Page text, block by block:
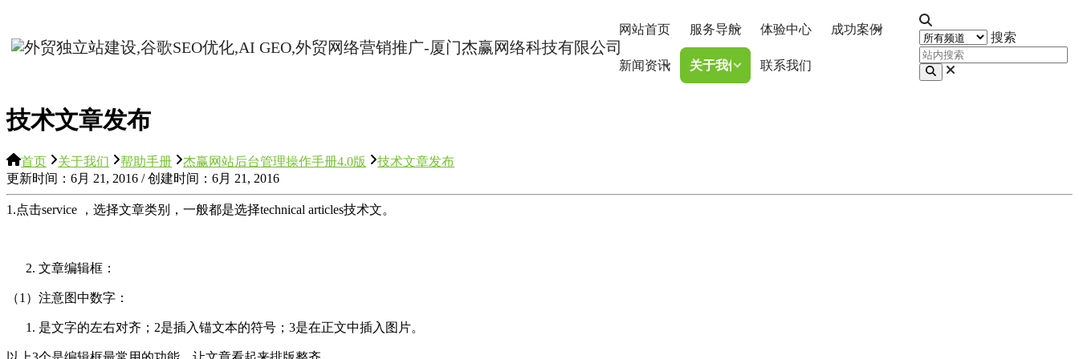
网站首页 服务导航 体验中心 成功案例
新闻资讯 关于我们 联系我们
搜索
技术文章发布
首页 关于我们 帮助手册 杰赢网站后台管理操作手册4.0版
技术文章发布
更新时间：6月 21, 2016 / 创建时间：6月 21, 2016
1.点击service ， 选择文章类别，一般都是选择technical articles技术文。
文章编辑框：
（1 ）注意图中数字：
是文字的左右对齐； 2是插入锚文本的符号； 3是在正文中插入图片。